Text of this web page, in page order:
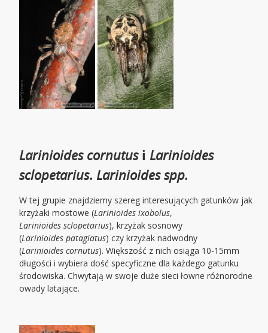
Larinioides cornutusi Larinioides
sclopetarius. Larinioides spp.
W tej grupie znajdziemy szereg interesujących gatunków jak
krzyżaki mostowe (Larinioides ixobolus,
Larinioides sclopetarius), krzyżak sosnowy
(Larinioides patagiatus) czy krzyżak nadwodny
(Larinioides cornutus). Większość z nich osiąga 10-15mm
długości i wybiera dość specyficzne dla każdego gatunku
środowiska. Chwytają w swoje duże sieci łowne różnorodne
owady latające.